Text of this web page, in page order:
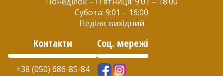
Субота: 9:01 – 16:00
Неділя: вихідний
Контакти
+38 (050) 686-85-84
Соц. мережі